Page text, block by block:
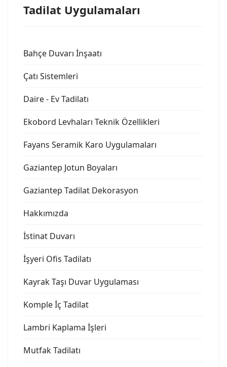
Tadilat Uygulamaları
Bahçe Duvarı İnşaatı
Çatı Sistemleri
Daire - Ev Tadilatı
Ekobord Levhaları Teknik Özellikleri
Fayans Seramik Karo Uygulamaları
Gaziantep Jotun Boyaları
Gaziantep Tadilat Dekorasyon
Hakkımızda
İstinat Duvarı
İşyeri Ofis Tadilatı
Kayrak Taşı Duvar Uygulaması
Komple İç Tadilat
Lambri Kaplama İşleri
Mutfak Tadilatı